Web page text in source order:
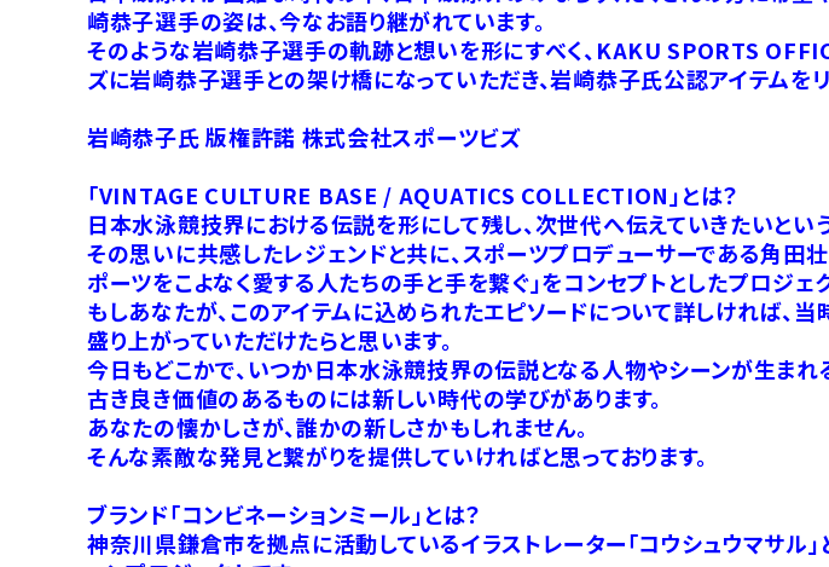
崎恭子選手の姿は、今なお語り継がれています。
そのような岩崎恭子選手の軌跡と想いを形にすべく、KAKU SPORTS
ズに岩崎恭子選手との架け橋になっていただき、岩崎恭子氏公認アイテムを
岩崎恭子氏 版権許諾 株式会社スポーツビズ
「VINTAGE CULTURE BASE / AQUATICS COLLECTION」とは？
日本水泳競技界における伝説を形にして残し、次世代へ伝えていきたいとい
その思いに共感したレジェンドと共に、スポーツプロデューサーである角田
ポーツをこよなく愛する人たちの手と手を繋ぐ」をコンセプトとしたプロジ
もしあなたが、このアイテムに込められたエピソードについて詳しければ、
盛り上がっていただけたらと思います。
今日もどこかで、いつか日本水泳競技界の伝説となる人物やシーンが生まれ
古き良き価値のあるものには新しい時代の学びがあります。
あなたの懐かしさが、誰かの新しさかもしれません。
そんな素敵な発見と繋がりを提供していければと思っております。
ブランド「コンビネーションミール」とは？
神奈川県鎌倉市を拠点に活動しているイラストレーター「コウシュウマサル